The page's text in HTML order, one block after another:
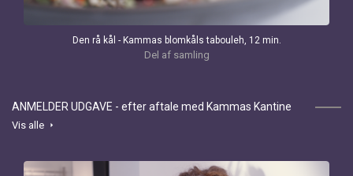
Den rå kål - Kammas blomkåls tabouleh, 12 min.
Del af samling
ANMELDER UDGAVE - efter aftale med Kammas Kantine
Vis alle arrow_right